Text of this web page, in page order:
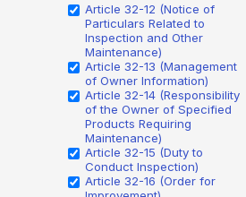
Article 32-12 (Notice of
Particulars Related to
Inspection and Other
Maintenance)
Article 32-13 (Management
of Owner Information)
Article 32-14 (Responsibility
of the Owner of Specified
Products Requiring
Maintenance)
Article 32-15 (Duty to
Conduct Inspection)
Article 32-16 (Order for